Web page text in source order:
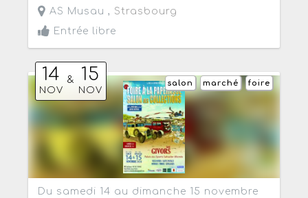
AS Musau , Strasbourg
Entrée libre
14
NOV
& 15
NOV
foire
marché
salon
Du samedi 14 au dimanche 15 novembre